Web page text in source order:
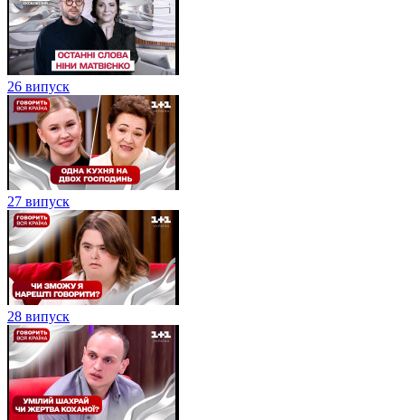
26 випуск
27 випуск
28 випуск